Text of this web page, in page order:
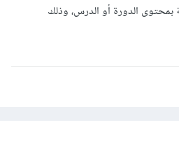
بمحتوى الدورة أو الدرس، وذلك